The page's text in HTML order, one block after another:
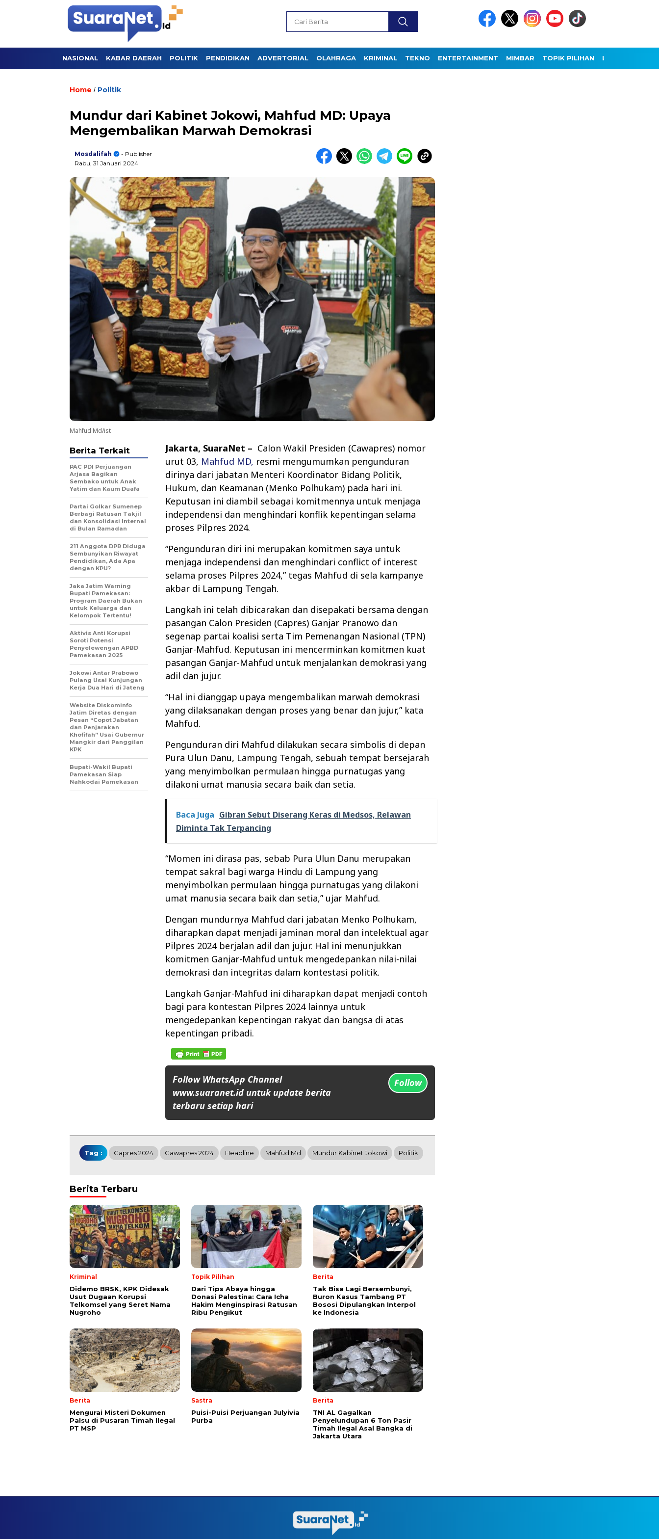
NASIONAL KABAR DAERAH POLITIK PENDIDIKAN ADVERTORIAL OLAHRAGA KRIMINAL TEKNO ENTERTAINMENT MIMBAR TOPIK PILIHAN LAINNYA
Home / Politik
Mundur dari Kabinet Jokowi, Mahfud MD: Upaya
Mengembalikan Marwah Demokrasi
Mosdalifah
- Publisher
Rabu, 31 Januari 2024
Mahfud Md/ist
Jakarta, SuaraNet – Calon Wakil Presiden (Cawapres) nomor
urut 03, Mahfud MD, resmi mengumumkan pengunduran
dirinya dari jabatan Menteri Koordinator Bidang Politik,
Hukum, dan Keamanan (Menko Polhukam) pada hari ini.
Keputusan ini diambil sebagai komitmennya untuk menjaga
independensi dan menghindari konflik kepentingan selama
proses Pilpres 2024.
“Pengunduran diri ini merupakan komitmen saya untuk
menjaga independensi dan menghindari conflict of interest
selama proses Pilpres 2024,” tegas Mahfud di sela kampanye
akbar di Lampung Tengah.
Langkah ini telah dibicarakan dan disepakati bersama dengan
pasangan Calon Presiden (Capres) Ganjar Pranowo dan
segenap partai koalisi serta Tim Pemenangan Nasional (TPN)
Ganjar-Mahfud. Keputusan ini mencerminkan komitmen kuat
pasangan Ganjar-Mahfud untuk menjalankan demokrasi yang
adil dan jujur.
“Hal ini dianggap upaya mengembalikan marwah demokrasi
yang dilaksanakan dengan proses yang benar dan jujur,” kata
Mahfud.
Pengunduran diri Mahfud dilakukan secara simbolis di depan
Pura Ulun Danu, Lampung Tengah, sebuah tempat bersejarah
yang menyimbolkan permulaan hingga purnatugas yang
dilakoni umat manusia secara baik dan setia.
Baca Juga Gibran Sebut Diserang Keras di Medsos, Relawan
Diminta Tak Terpancing
“Momen ini dirasa pas, sebab Pura Ulun Danu merupakan
tempat sakral bagi warga Hindu di Lampung yang
menyimbolkan permulaan hingga purnatugas yang dilakoni
umat manusia secara baik dan setia,” ujar Mahfud.
Dengan mundurnya Mahfud dari jabatan Menko Polhukam,
diharapkan dapat menjadi jaminan moral dan intelektual agar
Pilpres 2024 berjalan adil dan jujur. Hal ini menunjukkan
komitmen Ganjar-Mahfud untuk mengedepankan nilai-nilai
demokrasi dan integritas dalam kontestasi politik.
Langkah Ganjar-Mahfud ini diharapkan dapat menjadi contoh
bagi para kontestan Pilpres 2024 lainnya untuk
mengedepankan kepentingan rakyat dan bangsa di atas
kepentingan pribadi.
Follow WhatsApp Channel
www.suaranet.id untuk update berita
terbaru setiap hari
Follow
Berita Terkait
PAC PDI Perjuangan
Arjasa Bagikan
Sembako untuk Anak
Yatim dan Kaum Duafa
Partai Golkar Sumenep
Berbagi Ratusan Takjil
dan Konsolidasi Internal
di Bulan Ramadan
211 Anggota DPR Diduga
Sembunyikan Riwayat
Pendidikan, Ada Apa
dengan KPU?
Jaka Jatim Warning
Bupati Pamekasan:
Program Daerah Bukan
untuk Keluarga dan
Kelompok Tertentu!
Aktivis Anti Korupsi
Soroti Potensi
Penyelewengan APBD
Pamekasan 2025
Jokowi Antar Prabowo
Pulang Usai Kunjungan
Kerja Dua Hari di Jateng
Website Diskominfo
Jatim Diretas dengan
Pesan “Copot Jabatan
dan Penjarakan
Khofifah” Usai Gubernur
Mangkir dari Panggilan
KPK
Bupati-Wakil Bupati
Pamekasan Siap
Nahkodai Pamekasan
Tag : Capres 2024 Cawapres 2024 Headline Mahfud Md Mundur Kabinet Jokowi Politik
Berita Terbaru
Kriminal
Didemo BRSK, KPK Didesak
Usut Dugaan Korupsi
Telkomsel yang Seret Nama
Nugroho
Topik Pilihan
Dari Tips Abaya hingga
Donasi Palestina: Cara Icha
Hakim Menginspirasi Ratusan
Ribu Pengikut
Berita
Tak Bisa Lagi Bersembunyi,
Buron Kasus Tambang PT
Bososi Dipulangkan Interpol
ke Indonesia
Berita
Mengurai Misteri Dokumen
Palsu di Pusaran Timah Ilegal
PT MSP
Sastra
Puisi-Puisi Perjuangan Julyivia
Purba
Berita
TNI AL Gagalkan
Penyelundupan 6 Ton Pasir
Timah Ilegal Asal Bangka di
Jakarta Utara